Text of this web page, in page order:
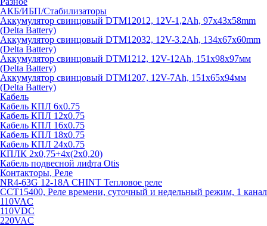
АКБ/ИБП/Стабилизаторы
Аккумулятор свинцовый DTM12012, 12V-1,2Ah, 97х43х58mm
(Delta Battery)
Аккумулятор свинцовый DTM12032, 12V-3.2Ah, 134x67x60mm
(Delta Battery)
Аккумулятор свинцовый DTM1212, 12V-12Ah, 151х98х97мм
(Delta Battery)
Аккумулятор свинцовый DTM1207, 12V-7Ah, 151х65х94мм
(Delta Battery)
Кабель
Кабель КПЛ 6х0.75
Кабель КПЛ 12х0.75
Кабель КПЛ 16х0.75
Кабель КПЛ 18х0.75
Кабель КПЛ 24х0.75
КПЛК 2х0,75+4х(2х0,20)
Кабель подвесной лифта Otis
Контакторы, Реле
NR4-63G 12-18A CHINT Тепловое реле
CCT15400, Реле времени, суточный и недельный режим, 1 канал
110VAC
110VDC
220VAC